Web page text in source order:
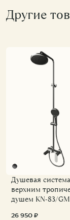
Другие
Душевая
верхним
душем KN-83/GM
26 950 ₽